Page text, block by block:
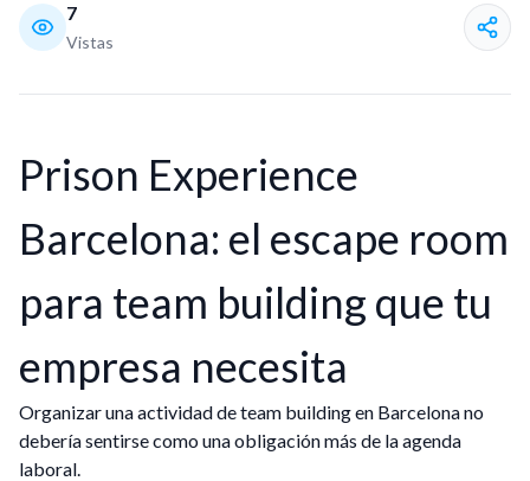
7
Vistas
Prison Experience
Barcelona: el escape room
para team building que tu
empresa necesita
Organizar una actividad de team building en Barcelona no
debería sentirse como una obligación más de la agenda
laboral.